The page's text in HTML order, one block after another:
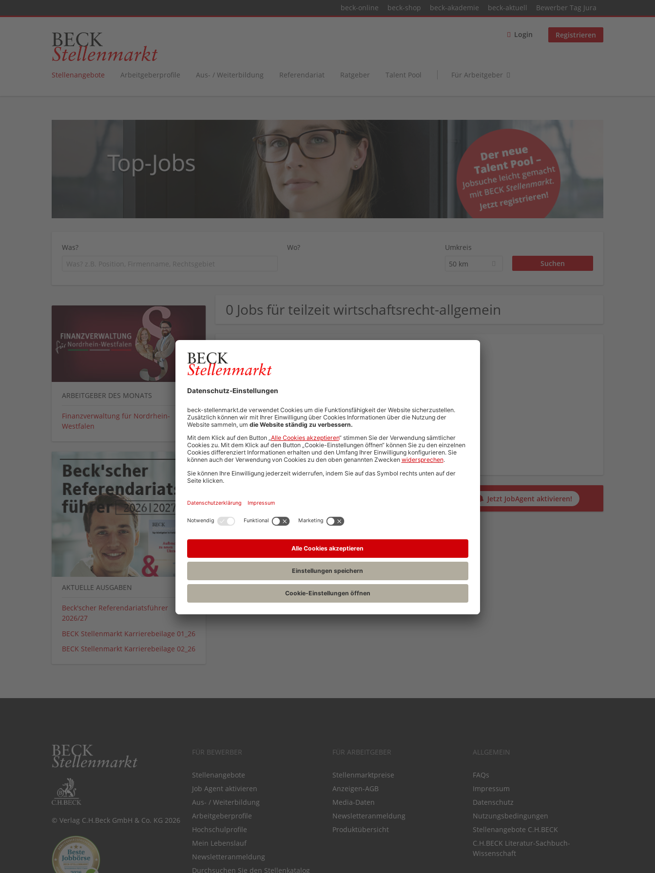
beck-online beck-shop beck-akademie beck-aktuell Bewerber Tag Jura
Login Registrieren
Stellenangebote Arbeitgeberprofile Aus- / Weiterbildung Referendariat Ratgeber Talent Pool Für Arbeitgeber
Was? Wo?
Umkreis
50 km
0 Jobs für teilzeit wirtschaftsrecht-allgemein
Leider keine Jobs gefunden.
Neue Suche starten
Jetzt JobAgent aktivieren!
ARBEITGEBER DES MONATS
Finanzverwaltung für Nordrhein-
Westfalen
AKTUELLE AUSGABEN
Beck'scher Referendariatsführer
2026/27
BECK Stellenmarkt Karrierebeilage 01_26
BECK Stellenmarkt Karrierebeilage 02_26
© Verlag C.H.Beck GmbH & Co. KG 2026
FÜR BEWERBER
Stellenangebote
Job Agent aktivieren
Aus- / Weiterbildung
Arbeitgeberprofile
Hochschulprofile
Mein Lebenslauf
Newsletteranmeldung
Durchsuchen Sie den Stellenkatalog
FÜR ARBEITGEBER
Stellenmarktpreise
Anzeigen-AGB
Media-Daten
Newsletteranmeldung
Produktübersicht
ALLGEMEIN
FAQs
Impressum
Datenschutz
Nutzungsbedingungen
Stellenangebote C.H.BECK
C.H.BECK Literatur-Sachbuch-
Wissenschaft